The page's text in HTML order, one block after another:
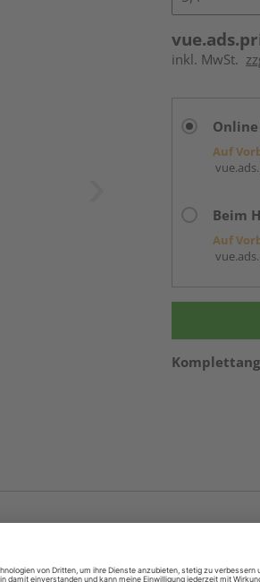
inkl. MwSt.
Auf
Beim
Auf